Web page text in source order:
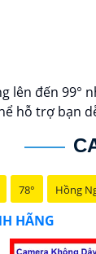
chất lượng
giá rẻ
lên đến 99°
hỗ trợ bạn
78° Hồng
HÃNG